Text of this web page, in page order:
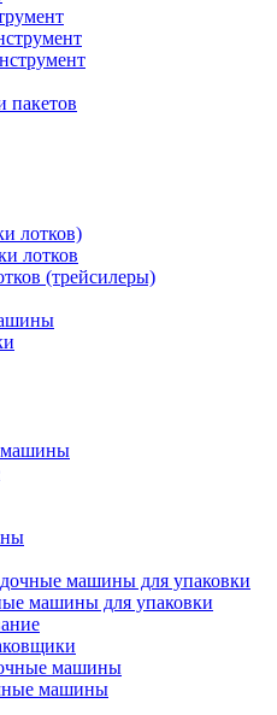
пакетов
лотков)
лотков
(трейсилеры)
машины
машины для упаковки
машины для упаковки
машины
машины